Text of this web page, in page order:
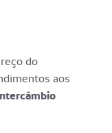
do
aos